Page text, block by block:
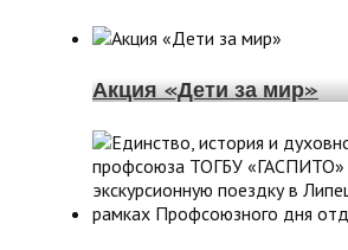
Акция «Дети за мир»